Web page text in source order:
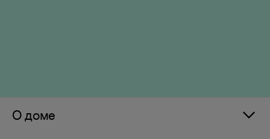
О доме